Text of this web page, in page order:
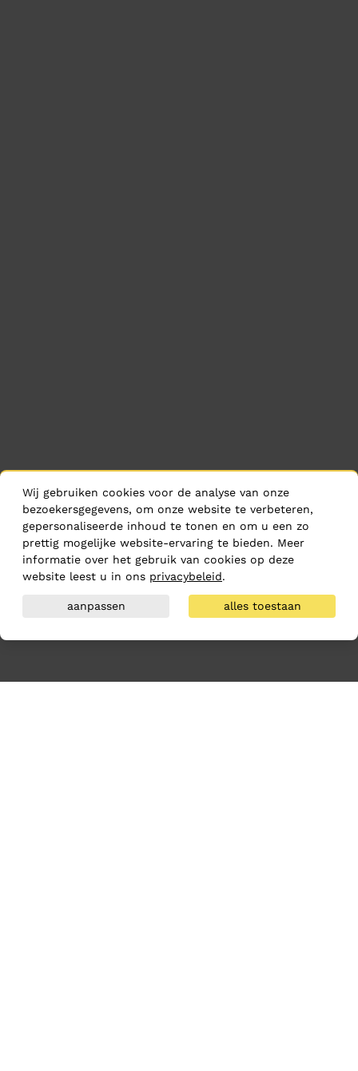
Wij gebruiken cookies voor de analyse van onze
bezoekersgegevens, om onze website te verbeteren,
gepersonaliseerde inhoud te tonen en om u een zo
prettig mogelijke website-ervaring te bieden. Meer
informatie over het gebruik van cookies op deze
website leest u in ons privacybeleid.
aanpassen alles toestaan